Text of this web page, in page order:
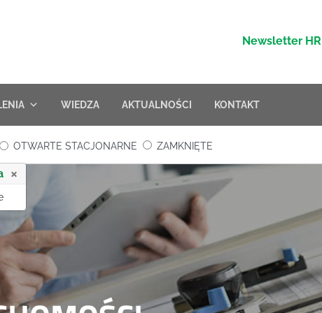
Newsletter HR
WIEDZA AKTUALNOŚCI KONTAKT
OTWARTE STACJONARNE ZAMKNIĘTE
×